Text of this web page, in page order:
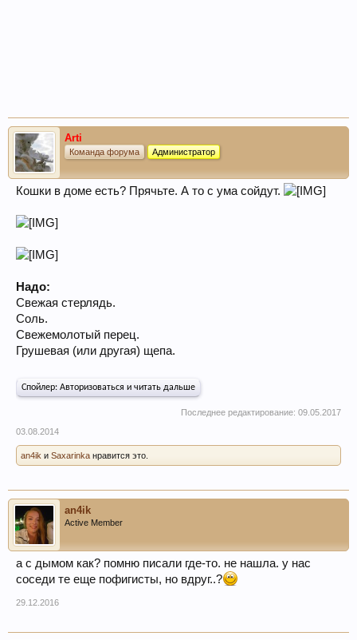
Arti
Команда форума Администратор
Кошки в доме есть? Прячьте. А то с ума сойдут.
Надо:
Свежая стерлядь.
Соль.
Свежемолотый перец.
Грушевая (или другая) щепа.
Спойлер: Авторизоваться и читать дальше
Последнее редактирование: 09.05.2017
03.08.2014
an4ik и Saxarinka нравится это.
an4ik
Active Member
а с дымом как? помню писали где-то. не нашла. у нас
соседи те еще пофигисты, но вдруг..?
29.12.2016